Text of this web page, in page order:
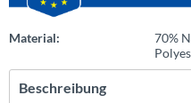
Material:
70%
Beschreibung